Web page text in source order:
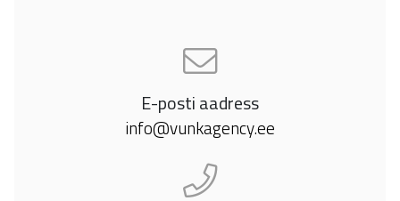
E-posti aadress
info@vunkagency.ee